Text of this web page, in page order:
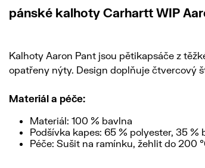
pánské kalhoty Carhartt WIP
Kalhoty Aaron Pant jsou pětikapsáče z
opatřeny nýty. Design doplňuje čtvercový
Materiál a péče:
Materiál: 100 % bavlna
Podšívka kapes: 65 % polyester, 35 %
Péče: Sušit na ramínku, žehlit do 200